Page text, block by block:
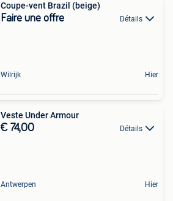
Coupe-vent Brazil (beige)
Faire une offre Détails
Wilrijk Hier
Veste Under Armour
€ 74,00 Détails
Antwerpen Hier